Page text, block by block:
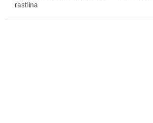
rastlina